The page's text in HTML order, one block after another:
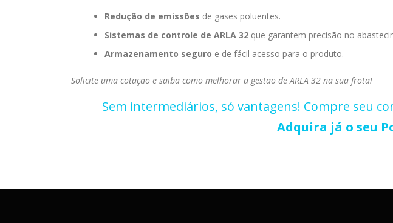
Redução de emissões de gases poluentes.
Sistemas de controle de ARLA 32 que garantem precisão no
Armazenamento seguro e de fácil acesso para o produto.
Solicite uma cotação e saiba como melhorar a gestão de ARLA 32 na sua frota!
Sem intermediários, só vantagens! Compre seu
Adquira já o seu